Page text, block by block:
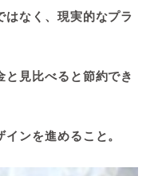
なく、現実的なプラ
見比べると節約でき
ンを進めること。